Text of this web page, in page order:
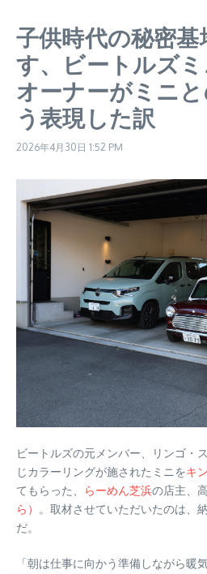
子供時代の秘密基
す、ビートルズ
オーナーがミニ
う表現した訳
2026年4月30日 1:52 PM
ビートルズの元メンバー、リンゴ・
じカラーリングが施されたミニをキ
てもらった、
らーめん芝浜の店主、
ら）
。取材させていただいたのは、
だ。
「朝は仕事に向かう準備しながら暖